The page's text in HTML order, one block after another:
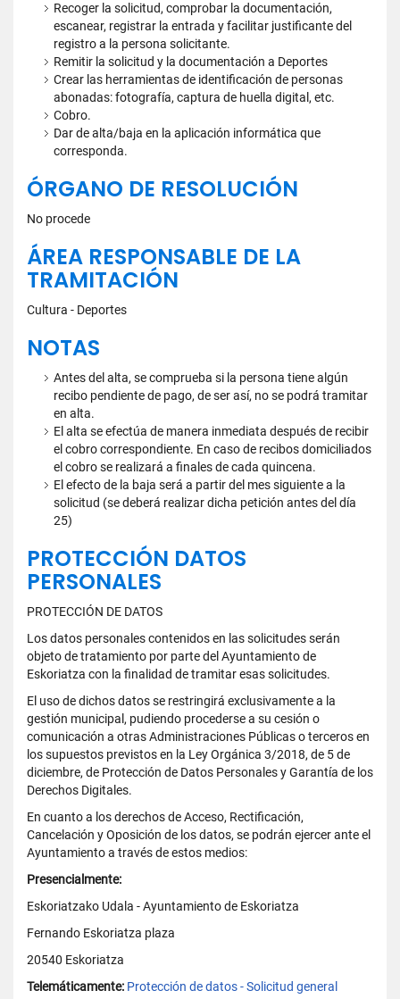
Recoger la solicitud, comprobar la documentación,
escanear, registrar la entrada y facilitar justificante del
registro a la persona solicitante.
Remitir la solicitud y la documentación a Deportes
Crear las herramientas de identificación de personas
abonadas: fotografía, captura de huella digital, etc.
Cobro.
Dar de alta/baja en la aplicación informática que
corresponda.
ÓRGANO DE RESOLUCIÓN
No procede
ÁREA RESPONSABLE DE LA
TRAMITACIÓN
Cultura - Deportes
NOTAS
Antes del alta, se comprueba si la persona tiene algún
recibo pendiente de pago, de ser así, no se podrá tramitar
en alta.
El alta se efectúa de manera inmediata después de recibir
el cobro correspondiente. En caso de recibos domiciliados
el cobro se realizará a finales de cada quincena.
El efecto de la baja será a partir del mes siguiente a la
solicitud (se deberá realizar dicha petición antes del día
25)
PROTECCIÓN DATOS
PERSONALES
PROTECCIÓN DE DATOS
Los datos personales contenidos en las solicitudes serán
objeto de tratamiento por parte del Ayuntamiento de
Eskoriatza con la finalidad de tramitar esas solicitudes.
El uso de dichos datos se restringirá exclusivamente a la
gestión municipal, pudiendo procederse a su cesión o
comunicación a otras Administraciones Públicas o terceros en
los supuestos previstos en la Ley Orgánica 3/2018, de 5 de
diciembre, de Protección de Datos Personales y Garantía de los
Derechos Digitales.
En cuanto a los derechos de Acceso, Rectificación,
Cancelación y Oposición de los datos, se podrán ejercer ante el
Ayuntamiento a través de estos medios:
Presencialmente:
Eskoriatzako Udala - Ayuntamiento de Eskoriatza
Fernando Eskoriatza plaza
20540 Eskoriatza
Telemáticamente: Protección de datos - Solicitud general